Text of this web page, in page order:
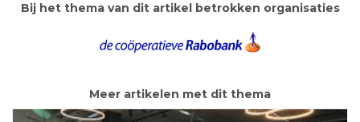
Bij het thema van dit artikel betrokken organisaties
Meer artikelen met dit thema